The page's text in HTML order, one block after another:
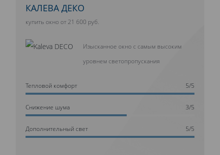
КАЛЕВА ДЕКО
купить окно от 21 600 руб.
Изысканное окно с самым высоким
уровнем светопропускания
Тепловой комфорт 5/5
Cнижение шума 3/5
Дополнительный свет 5/5